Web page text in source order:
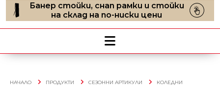
Банер стойки, снап рамки и стойки
на склад на по-ниски цени
НАЧАЛО ПРОДУКТИ СЕЗОННИ АРТИКУЛИ КОЛЕДНИ